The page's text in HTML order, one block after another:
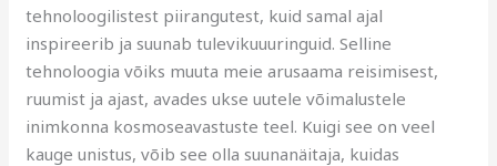
tehnoloogilistest piirangutest, kuid samal ajal
inspireerib ja suunab tulevikuuuringuid. Selline
tehnoloogia võiks muuta meie arusaama reisimisest,
ruumist ja ajast, avades ukse uutele võimalustele
inimkonna kosmoseavastuste teel. Kuigi see on veel
kauge unistus, võib see olla suunanäitaja, kuidas